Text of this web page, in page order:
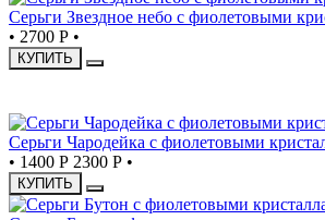
Серьги Звездное небо с фиолетовыми
• 2700 Р •
КУПИТЬ
Серьги Чародейка с фиолетовыми
• 1400 Р 2300 Р •
КУПИТЬ